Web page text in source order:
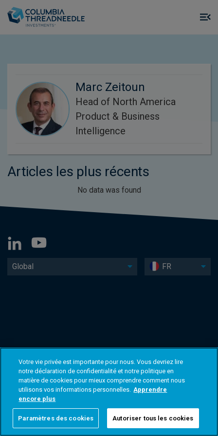
Marc Zeitoun
Head of North America
Product & Business
Intelligence
Articles les plus récents
No data was found
Global FR
Votre vie privée est importante pour nous. Vous devriez lire
notre déclaration de confidentialité et notre politique en
matière de cookies pour mieux comprendre comment nous
utilisons vos informations personnelles. Apprendre
encore plus
Paramètres des cookies Autoriser tous les cookies